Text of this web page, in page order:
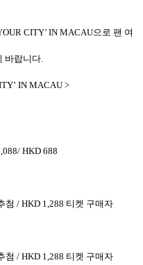
CITY’ IN MACAU으로 팬 여
바랍니다.
’ IN MACAU >
HKD 688
첨 / HKD 1,288 티켓 구매자
첨 / HKD 1,288 티켓 구매자